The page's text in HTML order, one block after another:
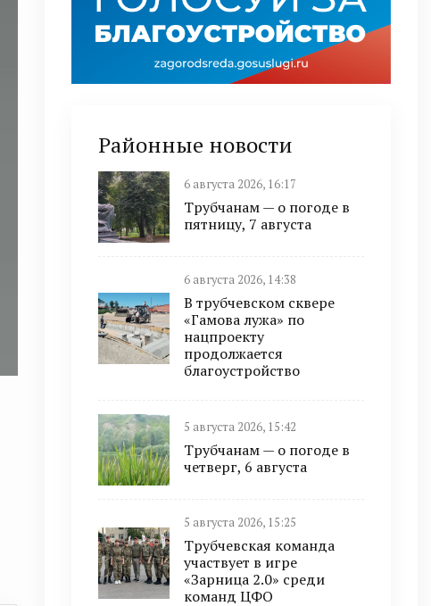
Районные новости
6 августа 2026, 16:17
Трубчанам — о погоде в
пятницу, 7 августа
6 августа 2026, 14:38
В трубчевском сквере
«Гамова лужа» по
нацпроекту
продолжается
благоустройство
5 августа 2026, 15:42
Трубчанам — о погоде в
четверг, 6 августа
5 августа 2026, 15:25
Трубчевская команда
участвует в игре
«Зарница 2.0» среди
команд ЦФО